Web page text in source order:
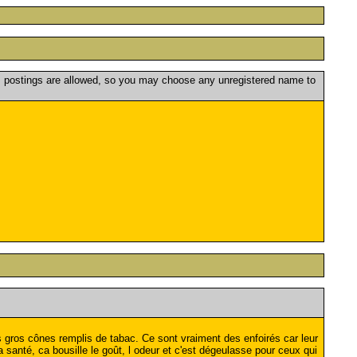
postings are allowed, so you may choose any unregistered name to
cônes remplis de tabac. Ce sont vraiment des enfoirés car leur
ca bousille le goût, l odeur et c'est dégeulasse pour ceux qui